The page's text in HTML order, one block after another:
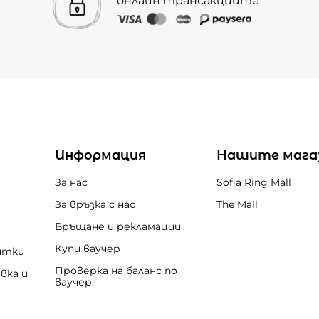
и
Информация
За нас
За връзка с нас
Връщане и рекламации
Купи ваучер
Проверка на баланс по
ваучер
Нашите
Sofia Ring Mall
The Mall